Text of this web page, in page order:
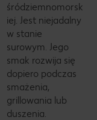
śródziemnomorsk
iej. Jest niejadalny
w stanie
surowym. Jego
smak rozwija się
dopiero podczas
smażenia,
grillowania lub
duszenia.